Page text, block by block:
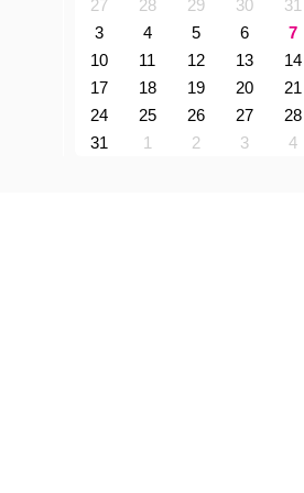
27 28 29 30 31
3
4 5 6 7
10
11 12 13 14
17
18 19 20 21
24
25 26 27 28
31
1 2 3 4